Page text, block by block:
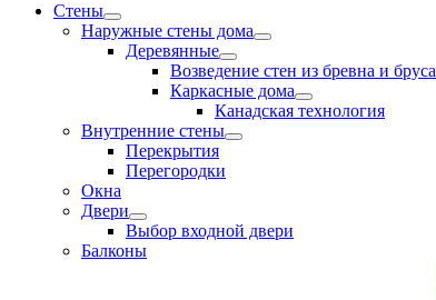
Стены
Наружные стены дома
Деревянные
Возведение стен из бревна и бруса
Каркасные дома
Канадская технология
Внутренние стены
Перекрытия
Перегородки
Окна
Двери
Выбор входной двери
Балконы